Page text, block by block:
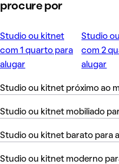
procure por
Studio ou kitnet
com 1 quarto para
alugar
Studio
com 2
alugar
Studio ou kitnet próximo ao
Studio ou kitnet mobiliado
Studio ou kitnet barato para
Studio ou kitnet moderno